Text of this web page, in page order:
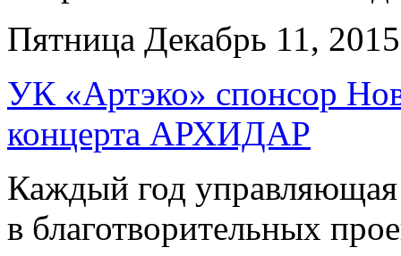
Пятница Декабрь 11,
УК «Артэко» спонсор
концерта АРХИДАР
Каждый год управляющая
в благотворительных